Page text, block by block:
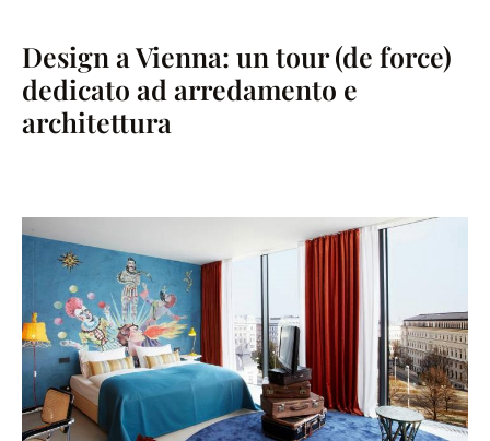
Design a Vienna: un tour (de force)
dedicato ad arredamento e
architettura